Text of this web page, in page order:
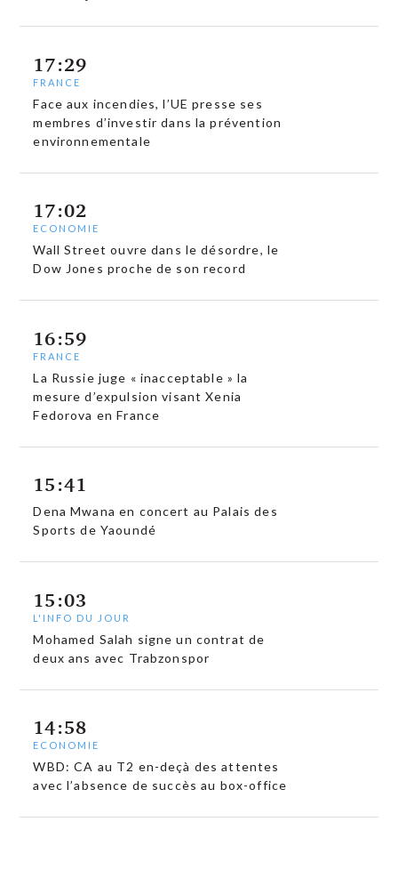
17:29
FRANCE
Face aux incendies, l’UE presse ses
membres d’investir dans la prévention
environnementale
17:02
ECONOMIE
Wall Street ouvre dans le désordre, le
Dow Jones proche de son record
16:59
FRANCE
La Russie juge « inacceptable » la
mesure d’expulsion visant Xenia
Fedorova en France
15:41
Dena Mwana en concert au Palais des
Sports de Yaoundé
15:03
L'INFO DU JOUR
Mohamed Salah signe un contrat de
deux ans avec Trabzonspor
14:58
ECONOMIE
WBD: CA au T2 en-deçà des attentes
avec l’absence de succès au box-office